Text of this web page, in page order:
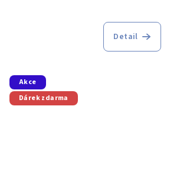
hodnocení
produktu
Detail
Akce
Dárek zdarma